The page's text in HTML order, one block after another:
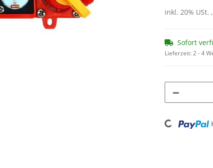
inkl. 20% USt.
Sofort
Lieferzeit:2 - 4
Loading...